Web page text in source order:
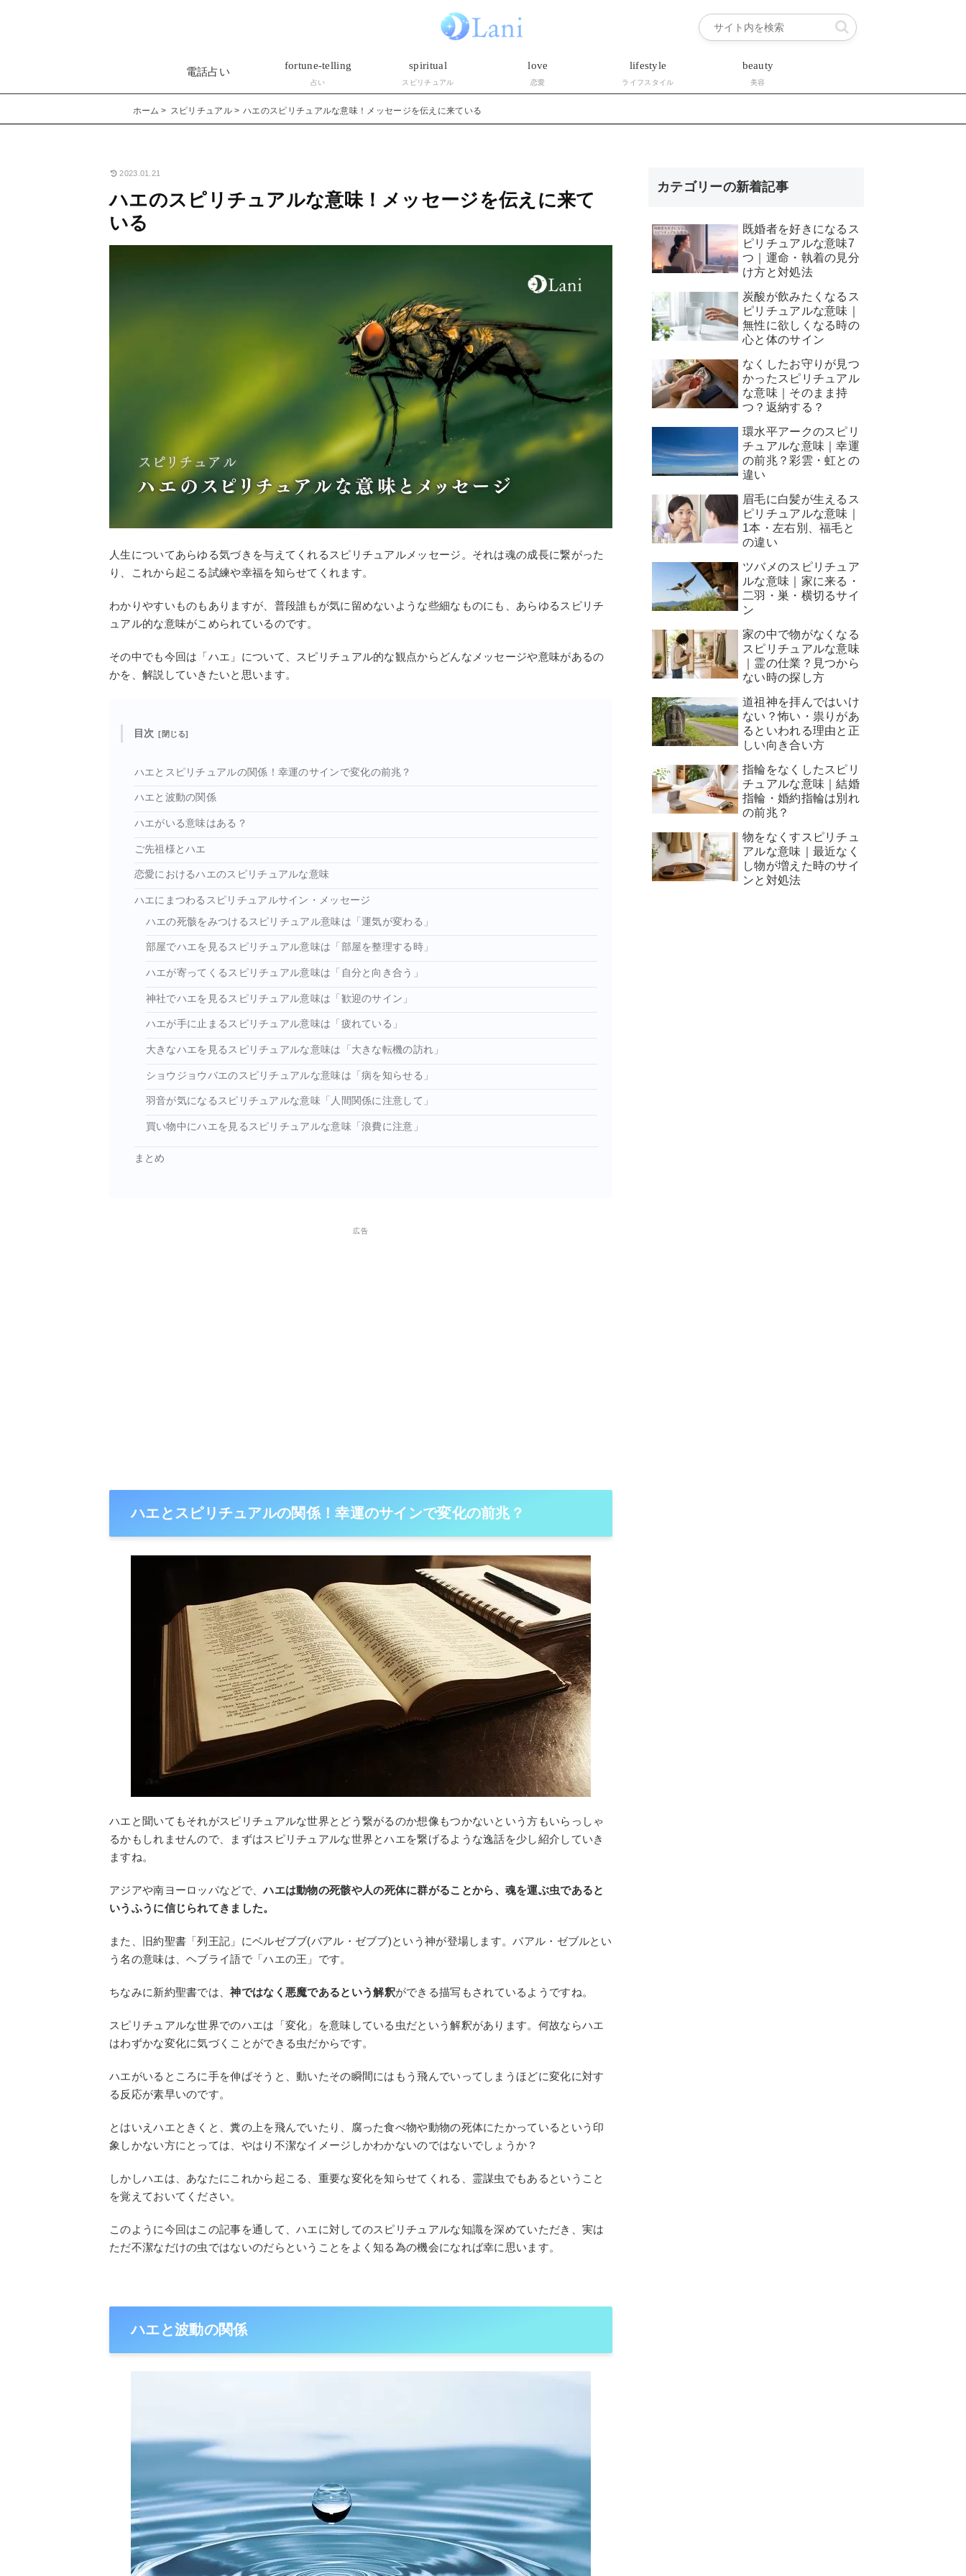
電話占い
fortune-telling
占い
spiritual
スピリチュアル
love
恋愛
lifestyle
ライフスタイル
beauty
美容
ホーム スピリチュアル ハエのスピリチュアルな意味！メッセージを伝えに来ている
2023.01.21
ハエのスピリチュアルな意味！メッセージを伝えに来て
いる
人生についてあらゆる気づきを与えてくれるスピリチュアルメッセージ。それは魂の成長に繋がった
り、これから起こる試練や幸福を知らせてくれます。
わかりやすいものもありますが、普段誰もが気に留めないような些細なものにも、あらゆるスピリチ
ュアル的な意味がこめられているのです。
その中でも今回は「ハエ」について、スピリチュアル的な観点からどんなメッセージや意味があるの
かを、解説していきたいと思います。
目次
ハエとスピリチュアルの関係！幸運のサインで変化の前兆？
ハエと波動の関係
ハエがいる意味はある？
ご先祖様とハエ
恋愛におけるハエのスピリチュアルな意味
ハエにまつわるスピリチュアルサイン・メッセージ
ハエの死骸をみつけるスピリチュアル意味は「運気が変わる」
部屋でハエを見るスピリチュアル意味は「部屋を整理する時」
ハエが寄ってくるスピリチュアル意味は「自分と向き合う」
神社でハエを見るスピリチュアル意味は「歓迎のサイン」
ハエが手に止まるスピリチュアル意味は「疲れている」
大きなハエを見るスピリチュアルな意味は「大きな転機の訪れ」
ショウジョウバエのスピリチュアルな意味は「病を知らせる」
羽音が気になるスピリチュアルな意味「人間関係に注意して」
買い物中にハエを見るスピリチュアルな意味「浪費に注意」
まとめ
広告
ハエとスピリチュアルの関係！幸運のサインで変化の前兆？
ハエと聞いてもそれがスピリチュアルな世界とどう繋がるのか想像もつかないという方もいらっしゃ
るかもしれませんので、まずはスピリチュアルな世界とハエを繋げるような逸話を少し紹介していき
ますね。
アジアや南ヨーロッパなどで、ハエは動物の死骸や人の死体に群がることから、魂を運ぶ虫であると
いうふうに信じられてきました。
また、旧約聖書「列王記」にベルゼブブ(バアル・ゼブブ)という神が登場します。バアル・ゼブルとい
う名の意味は、ヘブライ語で「ハエの王」です。
ちなみに新約聖書では、神ではなく悪魔であるという解釈ができる描写もされているようですね。
スピリチュアルな世界でのハエは「変化」を意味している虫だという解釈があります。何故ならハエ
はわずかな変化に気づくことができる虫だからです。
ハエがいるところに手を伸ばそうと、動いたその瞬間にはもう飛んでいってしまうほどに変化に対す
る反応が素早いのです。
とはいえハエときくと、糞の上を飛んでいたり、腐った食べ物や動物の死体にたかっているという印
象しかない方にとっては、やはり不潔なイメージしかわかないのではないでしょうか？
しかしハエは、あなたにこれから起こる、重要な変化を知らせてくれる、霊謀虫でもあるということ
を覚えておいてください。
このように今回はこの記事を通して、ハエに対してのスピリチュアルな知識を深めていただき、実は
ただ不潔なだけの虫ではないのだらということをよく知る為の機会になれば幸に思います。
ハエと波動の関係
カテゴリーの新着記事
既婚者を好きになるス
ピリチュアルな意味7
つ｜運命・執着の見分
け方と対処法
炭酸が飲みたくなるス
ピリチュアルな意味｜
無性に欲しくなる時の
心と体のサイン
なくしたお守りが見つ
かったスピリチュアル
な意味｜そのまま持
つ？返納する？
環水平アークのスピリ
チュアルな意味｜幸運
の前兆？彩雲・虹との
違い
眉毛に白髪が生えるス
ピリチュアルな意味｜
1本・左右別、福毛と
の違い
ツバメのスピリチュア
ルな意味｜家に来る・
二羽・巣・横切るサイ
ン
家の中で物がなくなる
スピリチュアルな意味
｜霊の仕業？見つから
ない時の探し方
道祖神を拝んではいけ
ない？怖い・祟りがあ
るといわれる理由と正
しい向き合い方
指輪をなくしたスピリ
チュアルな意味｜結婚
指輪・婚約指輪は別れ
の前兆？
物をなくすスピリチュ
アルな意味｜最近なく
し物が増えた時のサイ
ンと対処法